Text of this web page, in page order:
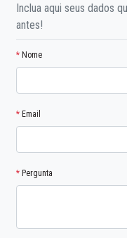
Inclua aqui seus dados
antes!
* Nome
* Email
* Pergunta